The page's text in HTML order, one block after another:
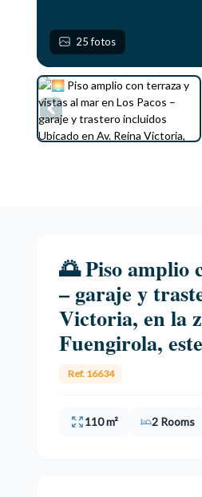
25 fotos
🌅 Piso amplio
– garaje y
Victoria, en la
Fuengirola,
Ref. 16634
110 m² 2 Rooms